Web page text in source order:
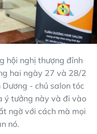
hội nghị thượng đỉnh
hai ngày 27 và 28/2
- chủ salon tóc
ý tưởng này và đi vào
ngờ với cách mà mọi
nó.